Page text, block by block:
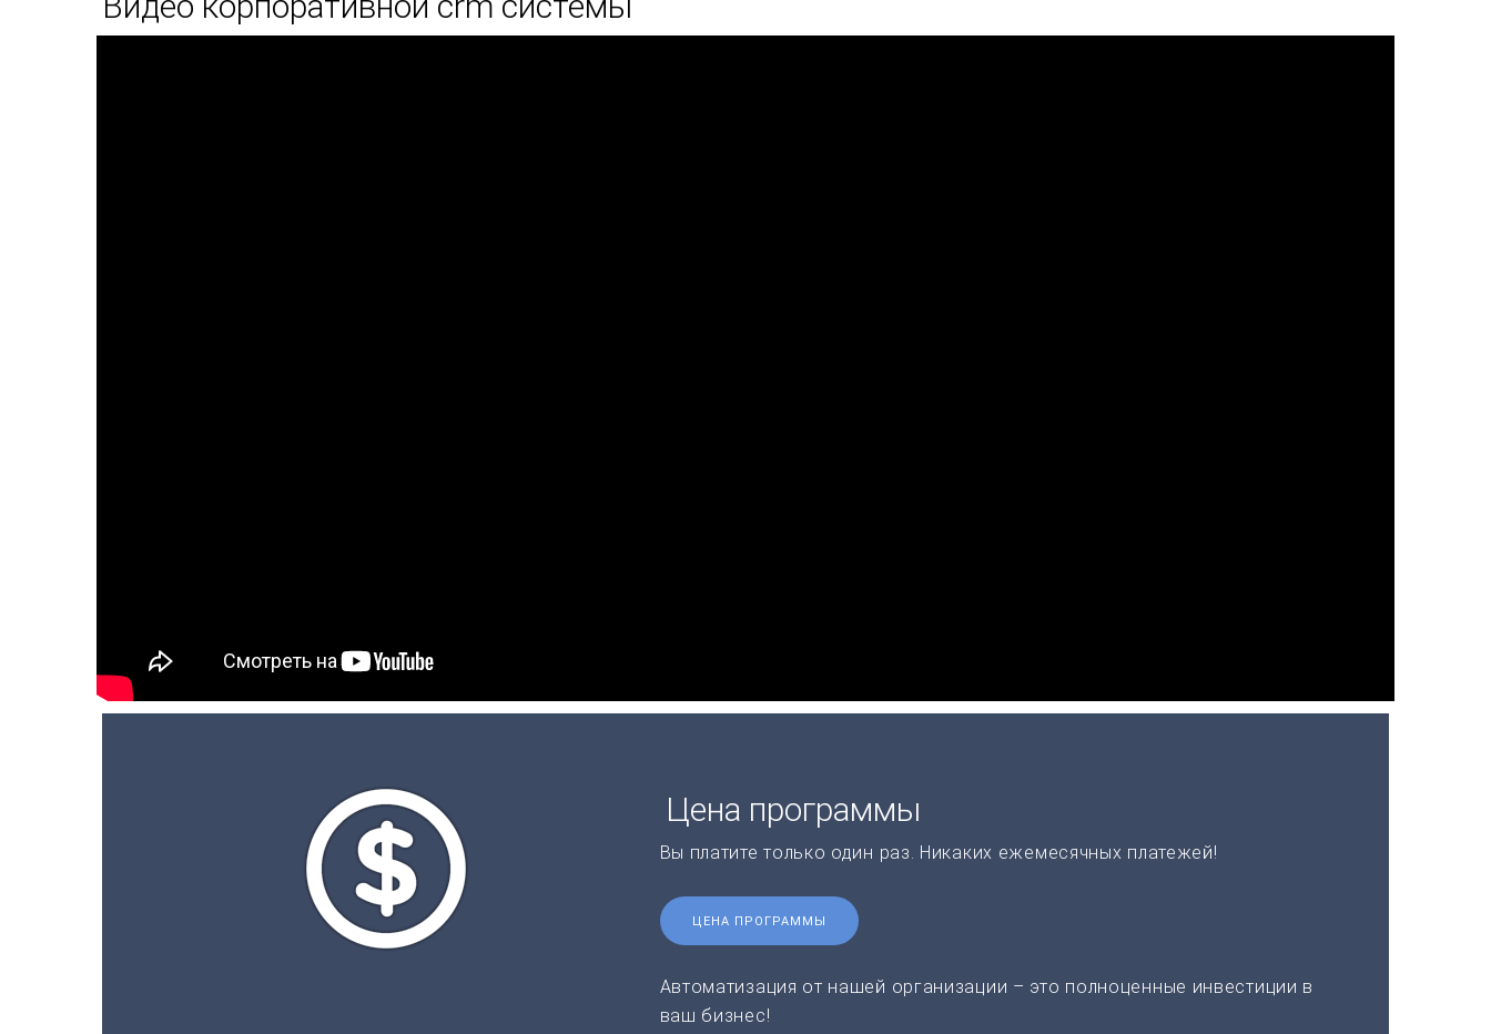
Цена программы
Вы платите только один раз. Никаких ежемесячных платежей!
ЦЕНА ПРОГРАММЫ
Автоматизация от нашей организации – это полноценные инвестиции в
ваш бизнес!